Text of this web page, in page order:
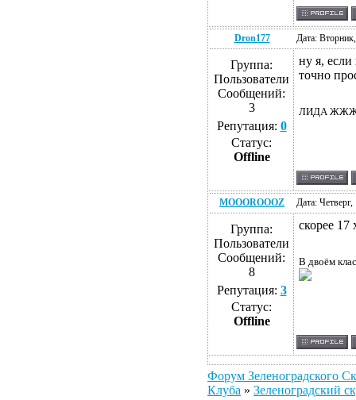
Dron177 Дата:
Группа:
Пользователи
Сообщений:
3
Репутация: 0
Статус:
Offline
ну я, если
точно
ЛИДА
MOOOROOOZ Дата:
Группа:
Пользователи
Сообщений:
8
Репутация: 3
Статус:
Offline
скорее 17
В двоём
Форум Зеленоградского
Клуба » Зеленоградский